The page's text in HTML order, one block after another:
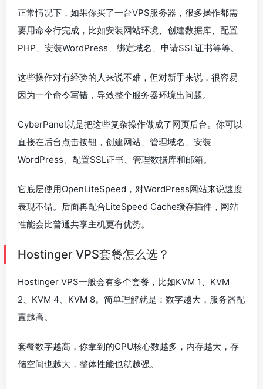
正常情况下，如果你买了一台VPS服务器，很多操作都需
要用命令行完成，比如安装网站环境、创建数据库、配置
PHP、安装WordPress、绑定域名、申请SSL证书等等。
这些操作对有经验的人来说不难，但对新手来说，很容易
因为一个命令写错，导致整个服务器环境出问题。
CyberPanel就是把这些复杂操作做成了网页后台。你可以
直接在后台点击按钮，创建网站、管理域名、安装
WordPress、配置SSL证书、管理数据库和邮箱。
它底层使用OpenLiteSpeed，对WordPress网站来说速度
表现不错。后面再配合LiteSpeed Cache缓存插件，网站
性能会比普通共享主机更有优势。
Hostinger VPS套餐怎么选？
Hostinger VPS一般会有多个套餐，比如KVM 1、KVM
2、KVM 4、KVM 8。简单理解就是：数字越大，服务器配
置越高。
套餐数字越高，你拿到的CPU核心数越多，内存越大，存
储空间也越大，整体性能也就越强。